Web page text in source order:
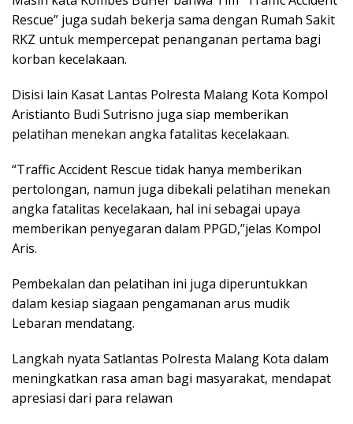
Rescue” juga sudah bekerja sama dengan Rumah Sakit
RKZ untuk mempercepat penanganan pertama bagi
korban kecelakaan.
Disisi lain Kasat Lantas Polresta Malang Kota Kompol
Aristianto Budi Sutrisno juga siap memberikan
pelatihan menekan angka fatalitas kecelakaan.
“Traffic Accident Rescue tidak hanya memberikan
pertolongan, namun juga dibekali pelatihan menekan
angka fatalitas kecelakaan, hal ini sebagai upaya
memberikan penyegaran dalam PPGD,”jelas Kompol
Aris.
Pembekalan dan pelatihan ini juga diperuntukkan
dalam kesiap siagaan pengamanan arus mudik
Lebaran mendatang.
Langkah nyata Satlantas Polresta Malang Kota dalam
meningkatkan rasa aman bagi masyarakat, mendapat
apresiasi dari para relawan